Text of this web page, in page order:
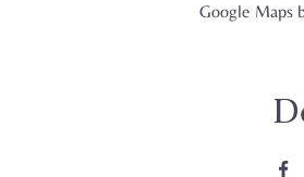
Google Maps